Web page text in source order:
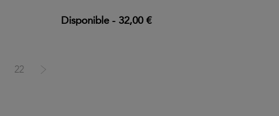
Disponible- 32,00 €
22